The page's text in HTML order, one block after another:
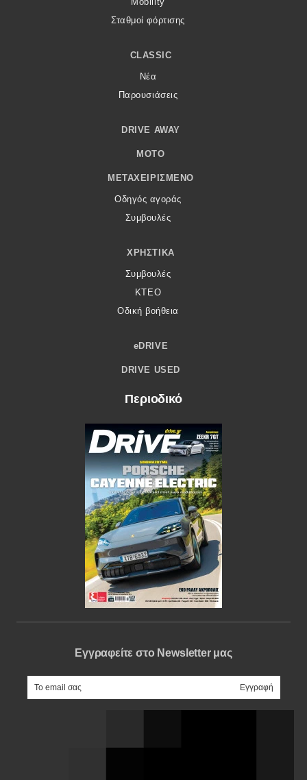
Σταθμοί φόρτισης
CLASSIC
Νέα
Παρουσιάσεις
DRIVE AWAY
MOTO
ΜΕΤΑΧΕΙΡΙΣΜΈΝΟ
Οδηγός αγοράς
Συμβουλές
ΧΡΗΣΤΙΚΆ
Συμβουλές
ΚΤΕΟ
Οδική βοήθεια
eDRIVE
DRIVE USED
Περιοδικό
Εγγραφείτε στο Newsletter μας
e-mail